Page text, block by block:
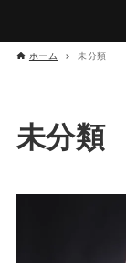
ホーム 未分類
未分類